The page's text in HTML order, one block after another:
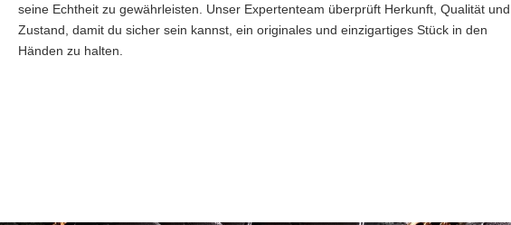
seine Echtheit zu gewährleisten. Unser Expertenteam überprüft Herkunft, Qualität und
Zustand, damit du sicher sein kannst, ein originales und einzigartiges Stück in den
Händen zu halten.